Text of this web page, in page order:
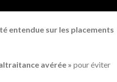
entendue sur les placements
avérée » pour éviter